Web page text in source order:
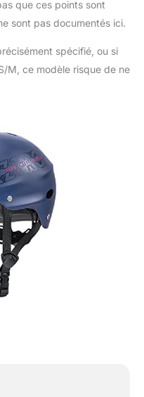
que ces points sont
sont pas documentés ici.
spécifié, ou si
M, ce modèle risque de ne